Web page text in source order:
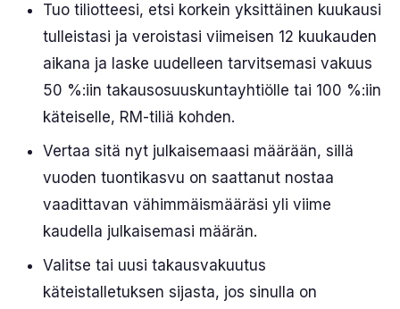
Tuo tiliotteesi, etsi korkein yksittäinen kuukausi
tulleistasi ja veroistasi viimeisen 12 kuukauden
aikana ja laske uudelleen tarvitsemasi vakuus
50 %:iin takausosuuskuntayhtiölle tai 100 %:iin
käteiselle, RM-tiliä kohden.
Vertaa sitä nyt julkaisemaasi määrään, sillä
vuoden tuontikasvu on saattanut nostaa
vaadittavan vähimmäismääräsi yli viime
kaudella julkaisemasi määrän.
Valitse tai uusi takausvakuutus
käteistalletuksen sijasta, jos sinulla on